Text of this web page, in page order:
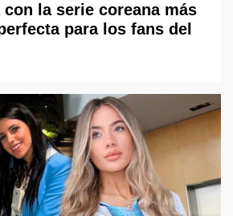
la serie coreana más
para los fans del